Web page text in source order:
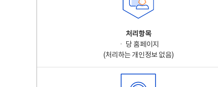
처리항목
ㆍ 당 홈페이지
(처리하는 개인정보 없음)